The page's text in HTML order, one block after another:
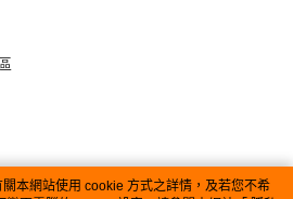
本網站使用 cookie 方式之詳情，及若您不希